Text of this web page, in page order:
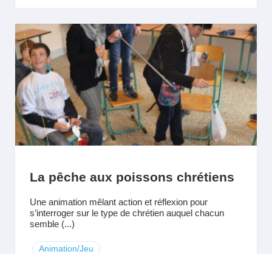
La pêche aux poissons chrétiens
Une animation mêlant action et réflexion pour
s’interroger sur le type de chrétien auquel chacun
semble (...)
Animation/Jeu